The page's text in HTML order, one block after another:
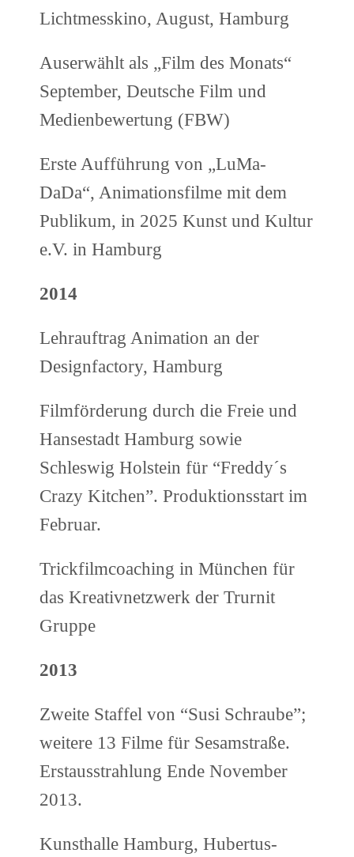
Lichtmesskino, August, Hamburg
Auserwählt als „Film des Monats“
September, Deutsche Film und
Medienbewertung (FBW)
Erste Aufführung von „LuMa-
DaDa“, Animationsfilme mit dem
Publikum, in 2025 Kunst und Kultur
e.V. in Hamburg
2014
Lehrauftrag Animation an der
Designfactory, Hamburg
Filmförderung durch die Freie und
Hansestadt Hamburg sowie
Schleswig Holstein für “Freddy´s
Crazy Kitchen”. Produktionsstart im
Februar.
Trickfilmcoaching in München für
das Kreativnetzwerk der Trurnit
Gruppe
2013
Zweite Staffel von “Susi Schraube”;
weitere 13 Filme für Sesamstraße.
Erstausstrahlung Ende November
2013.
Kunsthalle Hamburg, Hubertus-